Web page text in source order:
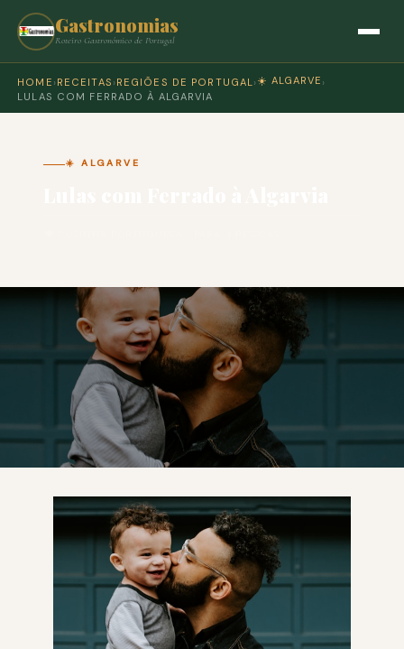
Gastronomias
Roteiro Gastronómico de Portugal
HOME › RECEITAS › REGIÕES DE PORTUGAL › ☀️ ALGARVE ›
LULAS COM FERRADO À ALGARVIA
☀️ ALGARVE